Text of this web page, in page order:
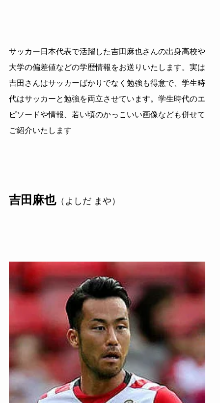
サッカー日本代表で活躍した吉田麻也さんの出身高校や
大学の偏差値などの学歴情報をお送りいたします。実は
吉田さんはサッカーばかりでなく勉強も得意で、学生時
代はサッカーと勉強を両立させています。学生時代のエ
ピソードや情報、若い頃のかっこいい画像なども併せて
ご紹介いたします
吉田麻也（よしだ まや）